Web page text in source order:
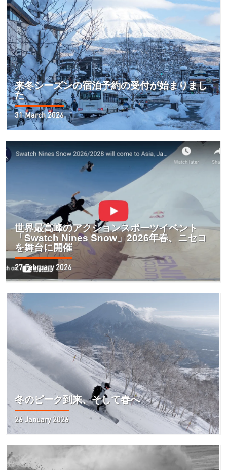
来冬シーズンの宿泊予約の受付が始まりまし
た
31 March 2026
世界最高峰のアクションスポーツイベント
「Swatch Nines Snow」2026年春、ニセコ
を舞台に開催
27 February 2026
冬のピーク到来、そして春へ
26 January 2026